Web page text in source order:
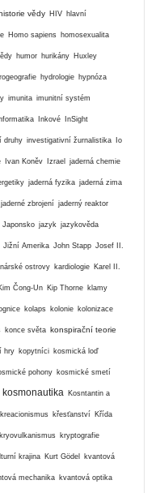
vědy HIV hlavní
Homo sapiens homosexualita
humor hurikány Huxley
hydrologie hypnóza
imunita imunitní systém
Inkové InSight
druhy investigativní žurnalistika Io
Ivan Koněv Izrael jaderná chemie
jaderná fyzika jaderná zima
jaderné zbrojení jaderný reaktor
Japonsko jazyk jazykověda
Jižní Amerika John Stapp Josef II.
ostrovy kardiologie Karel II.
Čong-Un Kip Thorne klamy
kolaps kolonie kolonizace
konce světa konspirační teorie
hry kopytníci kosmická loď
pohony kosmické smetí
kosmonautika Kosntantin a
kreacionismus křesťanství Křída
kryovulkanismus kryptografie
krajina Kurt Gödel kvantová
mechanika kvantová optika